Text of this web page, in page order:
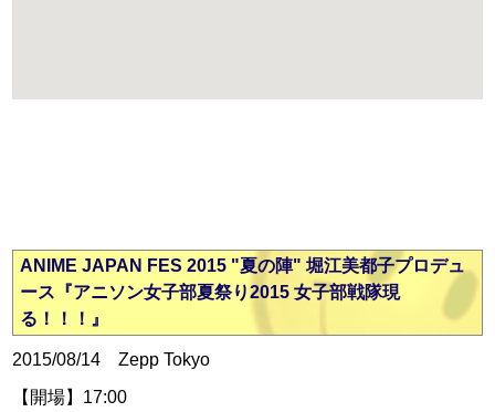
ANIME JAPAN FES 2015 "夏の陣" 堀江美都子プロデュ
ース『アニソン女子部夏祭り2015 女子部戦隊現
る！！！』
2015/08/14 Zepp Tokyo
【開場】17:00